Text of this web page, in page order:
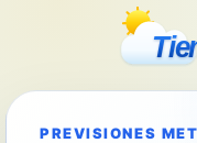
PREVISIONES